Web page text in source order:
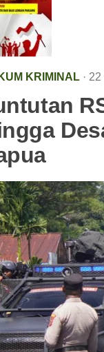
KRIMINAL ·